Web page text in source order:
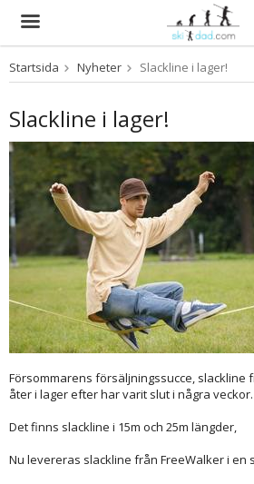
Produkten har blivit tillagd i
Startsida Nyheter Slackline i lager!
Slackline i lager!
Försommarens försäljningssucce, slackline
åter i lager efter har varit slut i några veckor.
Det finns slackline i 15m och 25m längder,
Nu levereras slackline från FreeWalker i en